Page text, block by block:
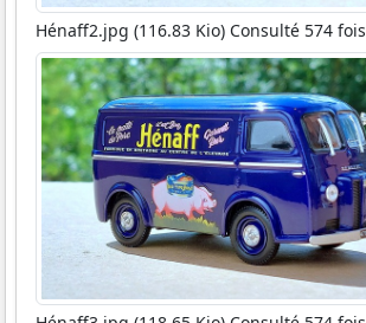
Hénaff2.jpg (116.83 Kio) Consulté 574 fois